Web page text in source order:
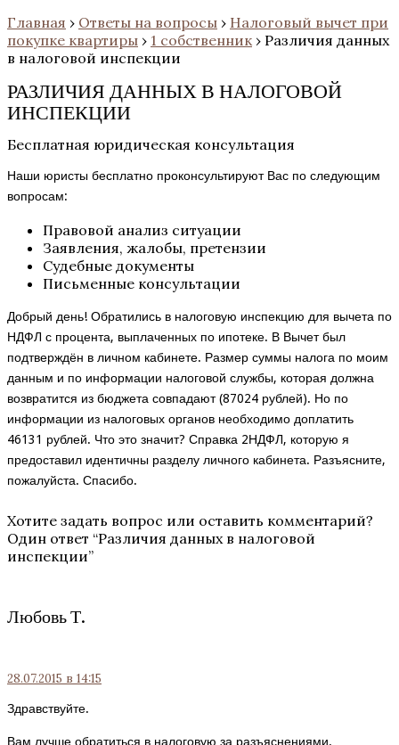
Главная › Ответы на вопросы › Налоговый вычет при
покупке квартиры › 1 собственник › Различия данных
в налоговой инспекции
РАЗЛИЧИЯ ДАННЫХ В НАЛОГОВОЙ
ИНСПЕКЦИИ
Бесплатная юридическая консультация
Наши юристы бесплатно проконсультируют Вас по следующим
вопросам:
Правовой анализ ситуации
Заявления, жалобы, претензии
Судебные документы
Письменные консультации
Добрый день! Обратились в налоговую инспекцию для вычета по
НДФЛ с процента, выплаченных по ипотеке. В Вычет был
подтверждён в личном кабинете. Размер суммы налога по моим
данным и по информации налоговой службы, которая должна
возвратится из бюджета совпадают (87024 рублей). Но по
информации из налоговых органов необходимо доплатить
46131 рублей. Что это значит? Справка 2НДФЛ, которую я
предоставил идентичны разделу личного кабинета. Разъясните,
пожалуйста. Спасибо.
Хотите задать вопрос или оставить комментарий?
Один ответ “Различия данных в налоговой
инспекции”
Любовь Т.
28.07.2015 в 14:15
Здравствуйте.
Вам лучше обратиться в налоговую за разъяснениями.